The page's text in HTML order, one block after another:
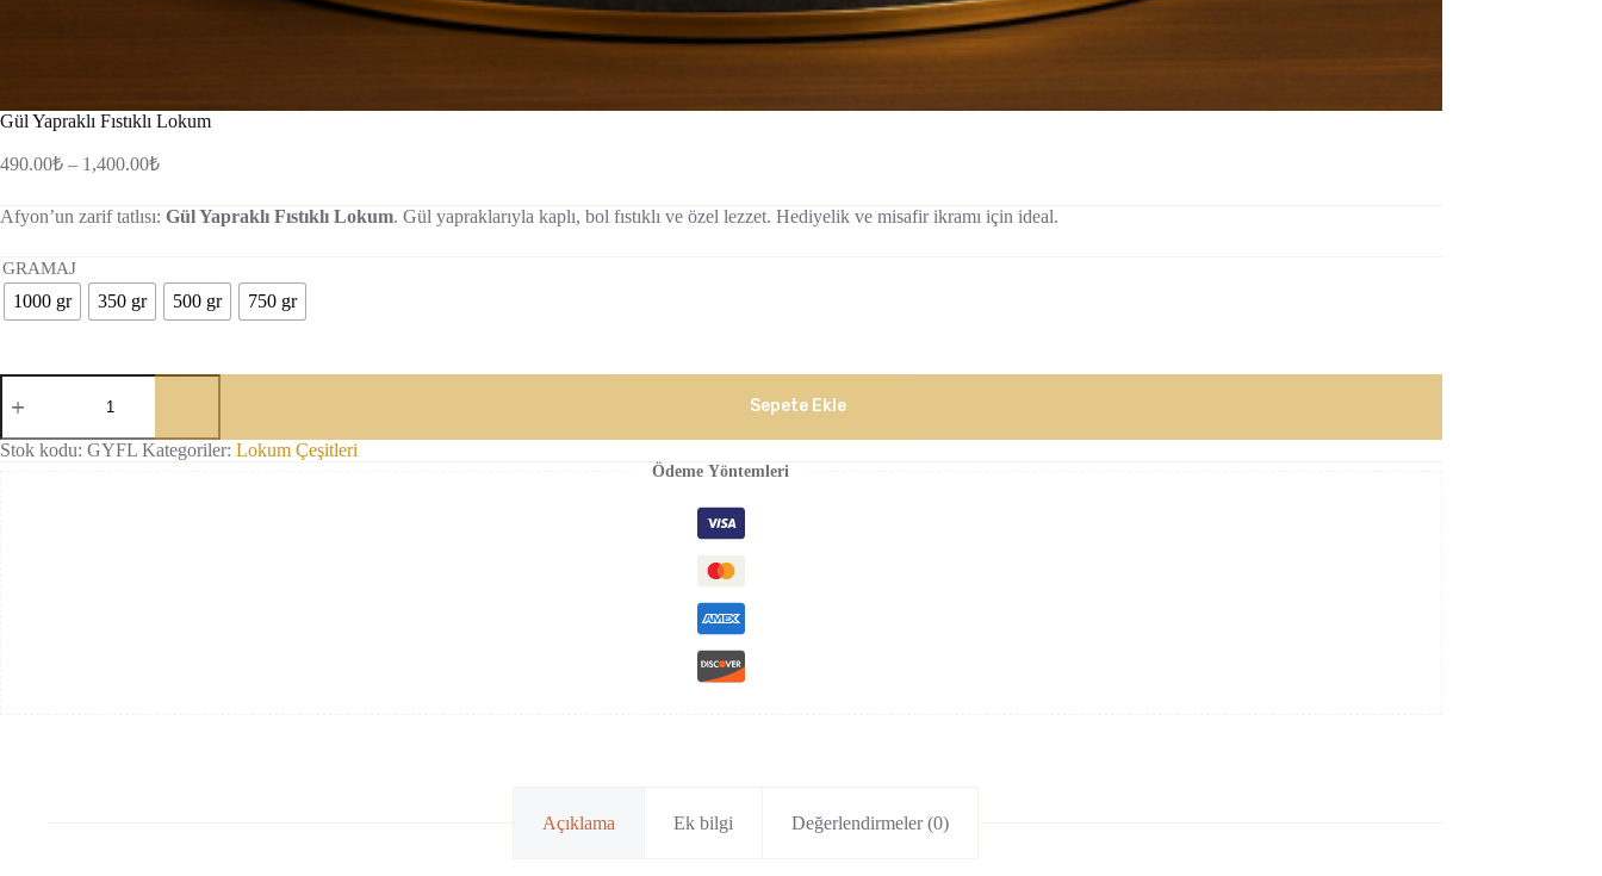
Gül Yapraklı Fıstıklı Lokum
490.00₺ – 1,400.00₺Fiyat
490.00₺
-
Afyon’un zarif tatlısı: Gül Yapraklı Fıstıklı Lokum. Gül yapraklarıyla kaplı, bol fıstıklı ve özel lezzet. Hediyelik ve misafir ikramı için ideal.
GRAMAJ
1000 gr 350 gr 500 gr 750 gr
Gül
Yapraklı
Lokum
Sepete Ekle
Stok kodu: GYFL Kategoriler: Lokum Çeşitleri
Ödeme Yöntemleri
Açıklama Ek bilgi Değerlendirmeler (0)